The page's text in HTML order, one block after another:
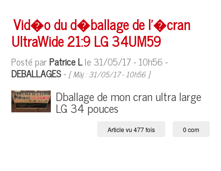
Vid�o du d�ballage de l'�cran
UltraWide 21:9 LG 34UM59
Posté parPatrice Lle 31/05/17 - 10h56 -
DEBALLAGES- [ Màj : 31/05/17 - 10h56 ]
Dballage de mon cran ultra large
LG 34 pouces
Article vu 477 fois 0 com